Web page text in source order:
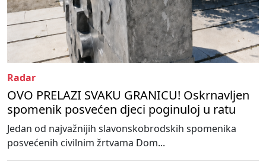
Radar
OVO PRELAZI SVAKU GRANICU! Oskrnavljen
spomenik posvećen djeci poginuloj u ratu
Jedan od najvažnijih slavonskobrodskih spomenika
posvećenih civilnim žrtvama Dom...